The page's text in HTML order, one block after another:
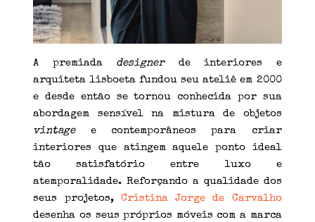
A premiada designerde interiores e
arquiteta lisboeta fundou seu ateliê em 2000
e desde então se tornou conhecida por sua
abordagem sensível na mistura de objetos
vintagee contemporâneos para criar
interiores que atingem aquele ponto ideal
tão satisfatório entre luxo e
atemporalidade. Reforçando a qualidade dos
seus projetos, Cristina Jorge de Carvalho
desenha os seus próprios móveis com a marca